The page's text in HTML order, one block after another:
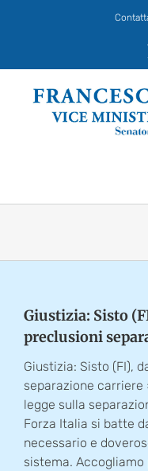
Giustizia: Sisto
preclusioni
Giustizia: Sisto (FI),
separazione carriere
legge sulla
Forza Italia si batte
necessario e
sistema. Accogliamo